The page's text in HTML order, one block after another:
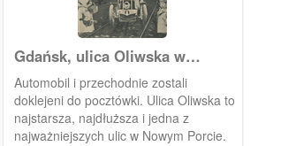
Gdańsk, ulica Oliwska w
Nowym Porcie
Automobil i przechodnie zostali
doklejeni do pocztówki. Ulica Oliwska to
najstarsza, najdłuższa i jedna z
najważniejszych ulic w Nowym Porcie.